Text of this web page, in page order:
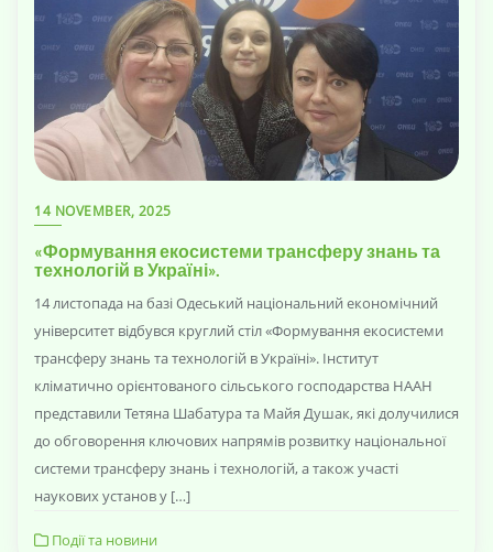
14 NOVEMBER, 2025
«Формування екосистеми трансферу знань та
технологій в Україні».
14 листопада на базі Одеський національний економічний
університет відбувся круглий стіл «Формування екосистеми
трансферу знань та технологій в Україні». Інститут
кліматично орієнтованого сільського господарства НААН
представили Тетяна Шабатура та Майя Душак, які долучилися
до обговорення ключових напрямів розвитку національної
системи трансферу знань і технологій, а також участі
наукових установ у […]
Події та новини